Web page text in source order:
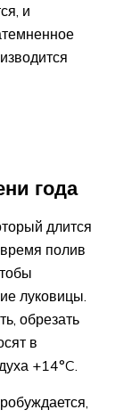
и
года
длится
полив
луковицы.
обрезать
в
+14°C.